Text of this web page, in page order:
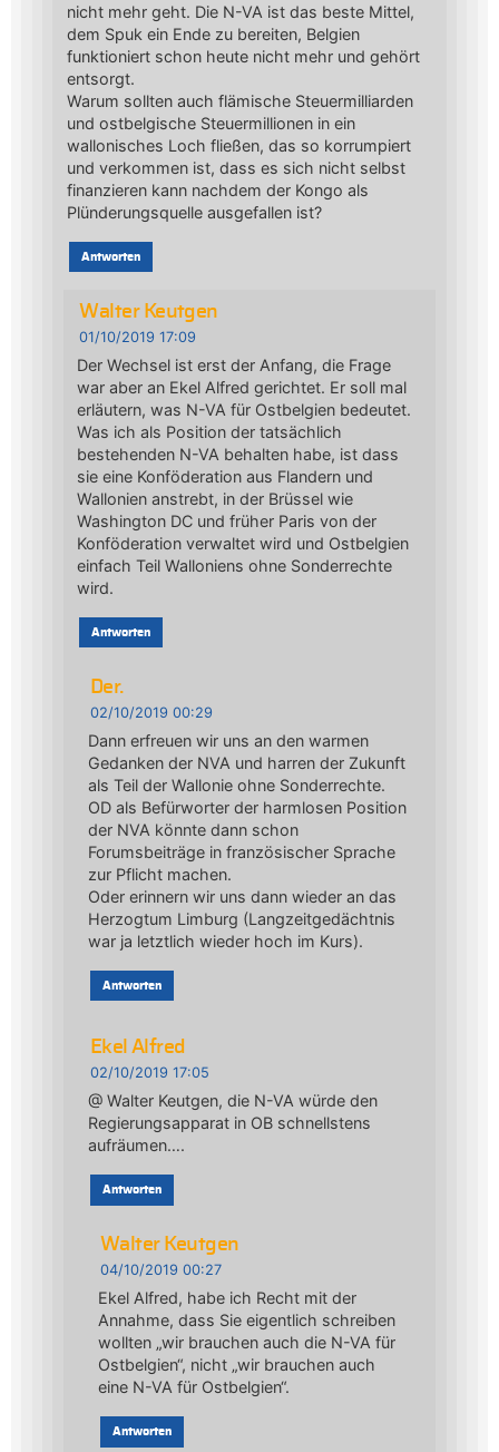
nicht mehr geht. Die N-VA ist das beste Mittel,
dem Spuk ein Ende zu bereiten, Belgien
funktioniert schon heute nicht mehr und gehört
entsorgt.
Warum sollten auch flämische Steuermilliarden
und ostbelgische Steuermillionen in ein
wallonisches Loch fließen, das so korrumpiert
und verkommen ist, dass es sich nicht selbst
finanzieren kann nachdem der Kongo als
Plünderungsquelle ausgefallen ist?
Antworten
Walter Keutgen
01/10/2019 17:09
Der Wechsel ist erst der Anfang, die Frage
war aber an Ekel Alfred gerichtet. Er soll mal
erläutern, was N-VA für Ostbelgien bedeutet.
Was ich als Position der tatsächlich
bestehenden N-VA behalten habe, ist dass
sie eine Konföderation aus Flandern und
Wallonien anstrebt, in der Brüssel wie
Washington DC und früher Paris von der
Konföderation verwaltet wird und Ostbelgien
einfach Teil Walloniens ohne Sonderrechte
wird.
Antworten
Der.
02/10/2019 00:29
Dann erfreuen wir uns an den warmen
Gedanken der NVA und harren der Zukunft
als Teil der Wallonie ohne Sonderrechte.
OD als Befürworter der harmlosen Position
der NVA könnte dann schon
Forumsbeiträge in französischer Sprache
zur Pflicht machen.
Oder erinnern wir uns dann wieder an das
Herzogtum Limburg (Langzeitgedächtnis
war ja letztlich wieder hoch im Kurs).
Antworten
Ekel Alfred
02/10/2019 17:05
@ Walter Keutgen, die N-VA würde den
Regierungsapparat in OB schnellstens
aufräumen….
Antworten
Walter Keutgen
04/10/2019 00:27
Ekel Alfred, habe ich Recht mit der
Annahme, dass Sie eigentlich schreiben
wollten „wir brauchen auch die N-VA für
Ostbelgien“, nicht „wir brauchen auch
eine N-VA für Ostbelgien“.
Antworten